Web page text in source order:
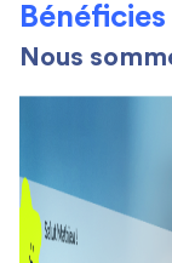
Bénéficies
Nous